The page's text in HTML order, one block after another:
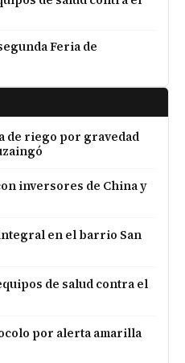
Feria de
de riego por gravedad
inversores de China y
en el barrio San
de salud contra el
por alerta amarilla